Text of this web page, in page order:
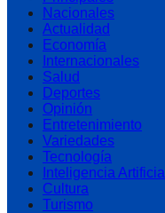
Nacionales
Actualidad
Economía
Internacionales
Salud
Deportes
Opinión
Entretenimiento
Variedades
Tecnología
Inteligencia Artificial
Cultura
Turismo